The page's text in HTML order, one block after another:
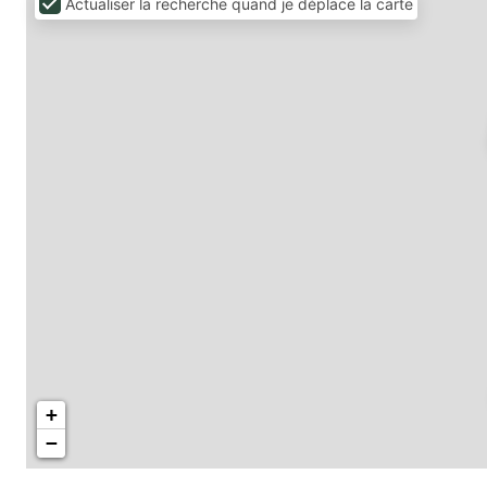
+
−
Actualiser la recherche quand je déplace la carte